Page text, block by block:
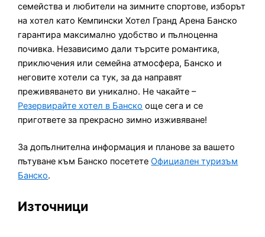
семейства и любители на зимните спортове, изборът
на хотел като Кемпински Хотел Гранд Арена Банско
гарантира максимално удобство и пълноценна
почивка. Независимо дали търсите романтика,
приключения или семейна атмосфера, Банско и
неговите хотели са тук, за да направят
преживяването ви уникално. Не чакайте –
Резервирайте хотел в Банско още сега и се
пригответе за прекрасно зимно изживяване!
За допълнителна информация и планове за вашето
пътуване към Банско посететеОфициален туризъм
Банско.
Източници